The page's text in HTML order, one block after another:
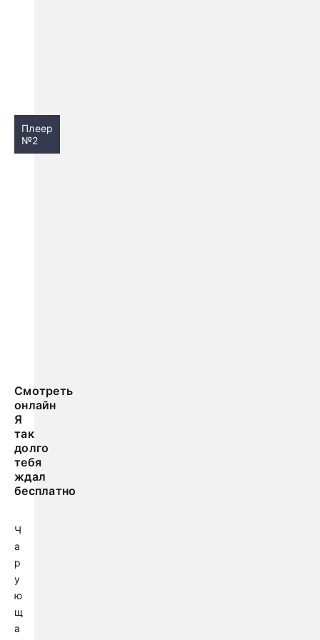
Плеер
№2
Смотреть
онлайн
Я
так
долго
тебя
ждал
бесплатно
Ч
а
р
у
ю
щ
а